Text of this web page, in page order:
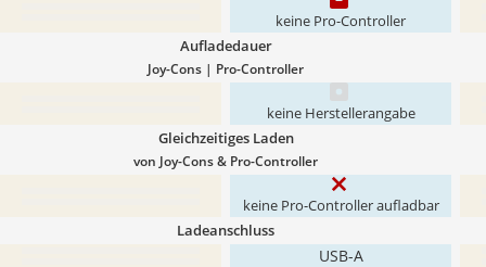
keine Pro-Controller
Aufladedauer
Joy-Cons | Pro-Controller
keine Herstellerangabe
Gleichzeitiges Laden
von Joy-Cons & Pro-Controller
keine Pro-Controller aufladbar
Ladeanschluss
USB-A